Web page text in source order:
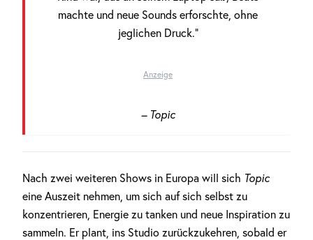
machte und neue Sounds erforschte, ohne
jeglichen Druck.“
Anzeige
– Topic
Nach zwei weiteren Shows in Europa will sich Topic
eine Auszeit nehmen, um sich auf sich selbst zu
konzentrieren, Energie zu tanken und neue Inspiration zu
sammeln. Er plant, ins Studio zurückzukehren, sobald er